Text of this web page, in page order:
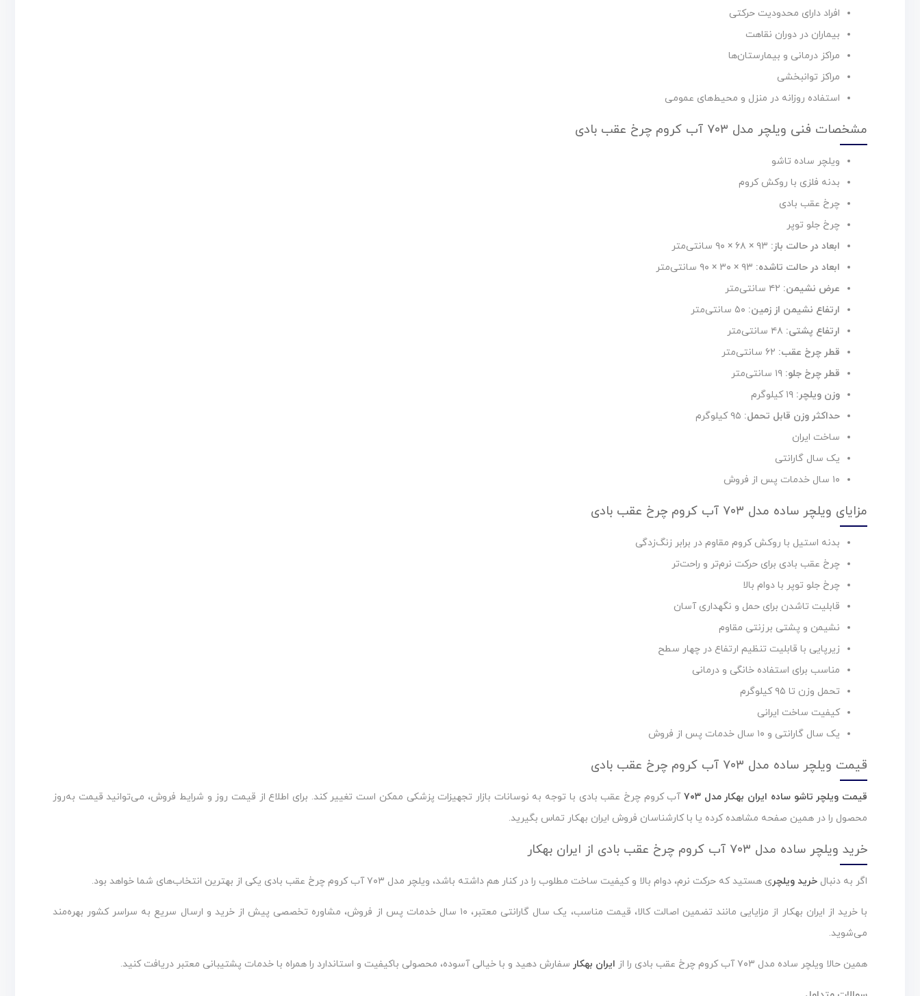
افراد دارای محدودیت حرکتی
بیماران در دوران نقاهت
مراکز درمانی و بیمارستان‌ها
مراکز توانبخشی
استفاده روزانه در منزل و محیط‌های عمومی
مشخصات فنی ویلچر مدل ۷۰۳ آب کروم چرخ عقب بادی
ویلچر ساده تاشو
بدنه فلزی با روکش کروم
چرخ عقب بادی
چرخ جلو توپر
ابعاد در حالت باز:
ابعاد در حالت تاشده:
عرض نشیمن:
ارتفاع نشیمن از زمین:
ارتفاع پشتی:
قطر چرخ عقب:
قطر چرخ جلو:
وزن ویلچر:
حداکثر وزن قابل تحمل:
ساخت ایران
یک سال گارانتی
۱۰ سال خدمات پس از فروش
مزایای ویلچر ساده مدل ۷۰۳ آب کروم چرخ عقب بادی
بدنه استیل با روکش کروم مقاوم در برابر زنگ‌زدگی
چرخ عقب بادی برای حرکت نرم‌تر و راحت‌تر
چرخ جلو توپر با دوام بالا
قابلیت تاشدن برای حمل و نگهداری آسان
نشیمن و پشتی برزنتی مقاوم
زیرپایی با قابلیت تنظیم ارتفاع در چهار سطح
مناسب برای استفاده خانگی و درمانی
تحمل وزن تا ۹۵ کیلوگرم
کیفیت ساخت ایرانی
یک سال گارانتی و ۱۰ سال خدمات پس از فروش
قیمت ویلچر ساده مدل ۷۰۳ آب کروم چرخ عقب بادی
قیمت ویلچر تاشو ساده ایران بهکار مدل ۷۰۳
آب کروم چرخ عقب بادی با توجه به نوسانات بازار تجهیزات پزشکی ممکن است تغییر کند. برای اطلاع از قیمت روز و شرایط فروش، می‌توانید قیمت به‌روز
محصول را در همین صفحه مشاهده کرده یا با کارشناسان فروش ایران بهکار تماس بگیرید.
خرید ویلچر ساده مدل ۷۰۳ آب کروم چرخ عقب بادی از ایران بهکار
اگر به دنبال خرید ویلچری هستید که حرکت نرم، دوام بالا و کیفیت ساخت مطلوب را در کنار هم داشته باشد، ویلچر مدل ۷۰۳ آب کروم چرخ عقب بادی یکی از بهترین انتخاب‌های شما خواهد بود.
با خرید از ایران بهکار از مزایایی مانند تضمین اصالت کالا، قیمت مناسب، یک سال گارانتی معتبر، ۱۰ سال خدمات پس از فروش، مشاوره تخصصی پیش از خرید و ارسال سریع به سراسر کشور بهره‌مند
می‌شوید.
همین حالا ویلچر ساده مدل ۷۰۳ آب کروم چرخ عقب بادی را از ایران بهکار سفارش دهید و با خیالی آسوده، محصولی باکیفیت و استاندارد را همراه با خدمات پشتیبانی معتبر دریافت کنید.